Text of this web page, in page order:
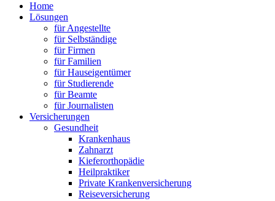
Home
Lösungen
für Angestellte
für Selbständige
für Firmen
für Familien
für Hauseigentümer
für Studierende
für Beamte
für Journalisten
Versicherungen
Gesundheit
Krankenhaus
Zahnarzt
Kieferorthopädie
Heilpraktiker
Private Krankenversicherung
Reiseversicherung